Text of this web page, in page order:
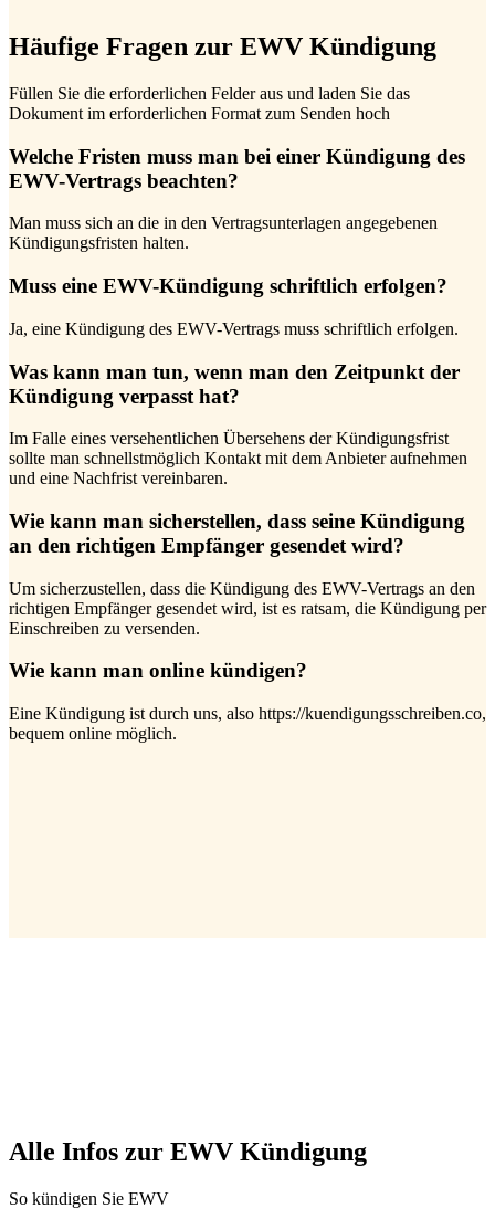
Häufige Fragen zur EWV Kündigung
Füllen Sie die erforderlichen Felder aus und laden Sie das
Dokument im erforderlichen Format zum Senden hoch
Welche Fristen muss man bei einer Kündigung des
EWV-Vertrags beachten?
Man muss sich an die in den Vertragsunterlagen angegebenen
Kündigungsfristen halten.
Muss eine EWV-Kündigung schriftlich erfolgen?
Ja, eine Kündigung des EWV-Vertrags muss schriftlich erfolgen.
Was kann man tun, wenn man den Zeitpunkt der
Kündigung verpasst hat?
Im Falle eines versehentlichen Übersehens der Kündigungsfrist
sollte man schnellstmöglich Kontakt mit dem Anbieter aufnehmen
und eine Nachfrist vereinbaren.
Wie kann man sicherstellen, dass seine Kündigung
an den richtigen Empfänger gesendet wird?
Um sicherzustellen, dass die Kündigung des EWV-Vertrags an den
richtigen Empfänger gesendet wird, ist es ratsam, die Kündigung per
Einschreiben zu versenden.
Wie kann man online kündigen?
Eine Kündigung ist durch uns, also https://kuendigungsschreiben.co,
bequem online möglich.
Alle Infos zur EWV Kündigung
So kündigen Sie EWV